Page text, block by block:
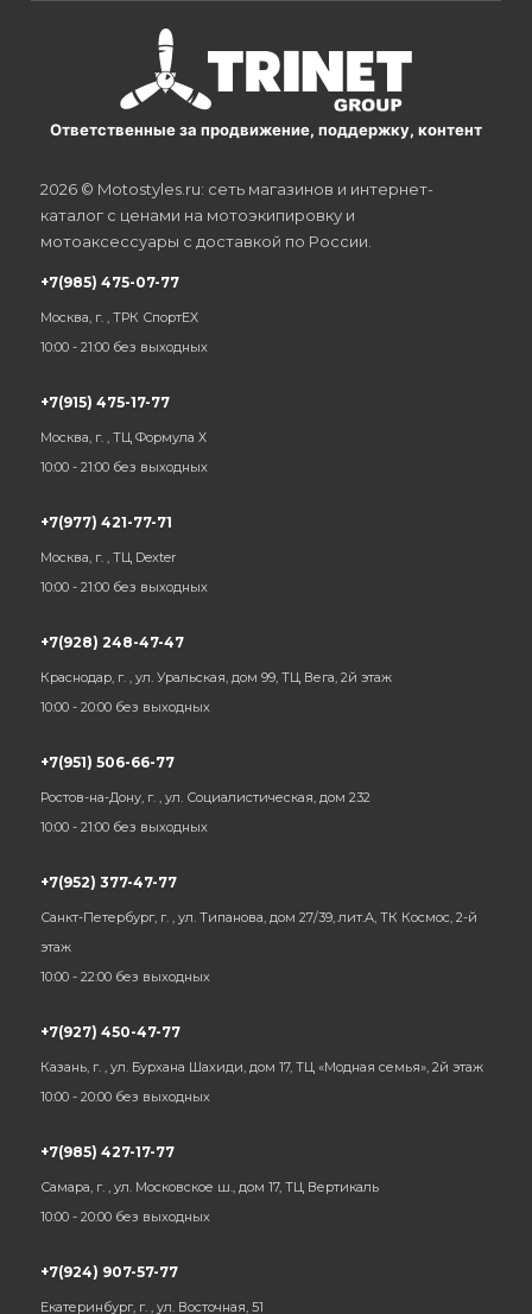
Ответственные за продвижение, поддержку, контент
2026 © Motostyles.ru: сеть магазинов и интернет-
каталог с ценами на мотоэкипировку и
мотоаксессуары с доставкой по России.
+7(985) 475-07-77
Москва, г. , ТРК СпортЕХ
10:00 - 21:00 без выходных
+7(915) 475-17-77
Москва, г. , ТЦ Формула Х
10:00 - 21:00 без выходных
+7(977) 421-77-71
Москва, г. , ТЦ Dexter
10:00 - 21:00 без выходных
+7(928) 248-47-47
Краснодар, г. , ул. Уральская, дом 99, ТЦ Вега, 2й этаж
10:00 - 20:00 без выходных
+7(951) 506-66-77
Ростов-на-Дону, г. , ул. Социалистическая, дом 232
10:00 - 21:00 без выходных
+7(952) 377-47-77
Санкт-Петербург, г. , ул. Типанова, дом 27/39, лит.А, ТК Космос, 2-й
этаж
10:00 - 22:00 без выходных
+7(927) 450-47-77
Казань, г. , ул. Бурхана Шахиди, дом 17, ТЦ «Модная семья», 2й этаж
10:00 - 20:00 без выходных
+7(985) 427-17-77
Самара, г. , ул. Московское ш., дом 17, ТЦ Вертикаль
10:00 - 20:00 без выходных
+7(924) 907-57-77
Екатеринбург, г. , ул. Восточная, 51